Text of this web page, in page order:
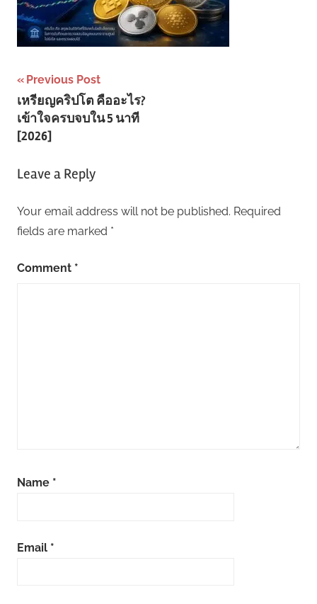
Post
navigation
Previous Post
เหรียญคริปโต คืออะไร?
เข้าใจครบจบใน 5 นาที
[2026]
Leave a Reply
Your email address will not be published. Required
fields are marked *
Comment *
Name *
Email *